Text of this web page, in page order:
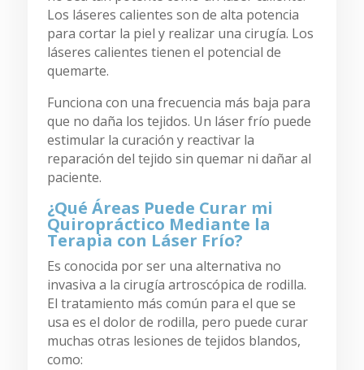
Los láseres calientes son de alta potencia
para cortar la piel y realizar una cirugía. Los
láseres calientes tienen el potencial de
quemarte.
Funciona con una frecuencia más baja para
que no daña los tejidos. Un láser frío puede
estimular la curación y reactivar la
reparación del tejido sin quemar ni dañar al
paciente.
¿Qué Áreas Puede Curar mi
Quiropráctico Mediante la
Terapia con Láser Frío?
Es conocida por ser una alternativa no
invasiva a la cirugía artroscópica de rodilla.
El tratamiento más común para el que se
usa es el dolor de rodilla, pero puede curar
muchas otras lesiones de tejidos blandos,
como: